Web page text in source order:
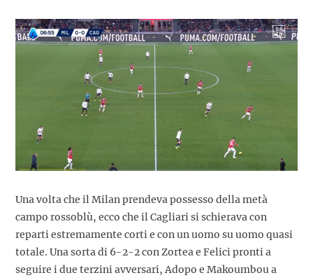
Una volta che il Milan prendeva possesso della metà
campo rossoblù, ecco che il Cagliari si schierava con
reparti estremamente corti e con un uomo su uomo quasi
totale. Una sorta di 6-2-2 con Zortea e Felici pronti a
seguire i due terzini avversari, Adopo e Makoumbou a